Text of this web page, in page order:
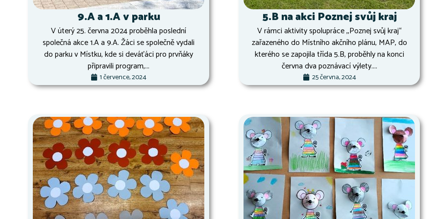
9.A a 1.A v parku
V úterý 25. června 2024 proběhla poslední
společná akce 1.A a 9.A. Žáci se společně vydali
do parku v Místku, kde si deváťáci pro prvňáky
připravili program,...
1 července, 2024
5.B na akci Poznej svůj kraj
V rámci aktivity spolupráce ,,Poznej svůj kraj“
zařazeného do Místního akčního plánu, MAP, do
kterého se zapojila třída 5.B, proběhly na konci
června dva poznávací výlety....
25 června, 2024